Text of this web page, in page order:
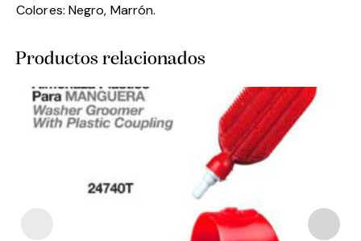
Colores: Negro, Marrón.
Productos relacionados